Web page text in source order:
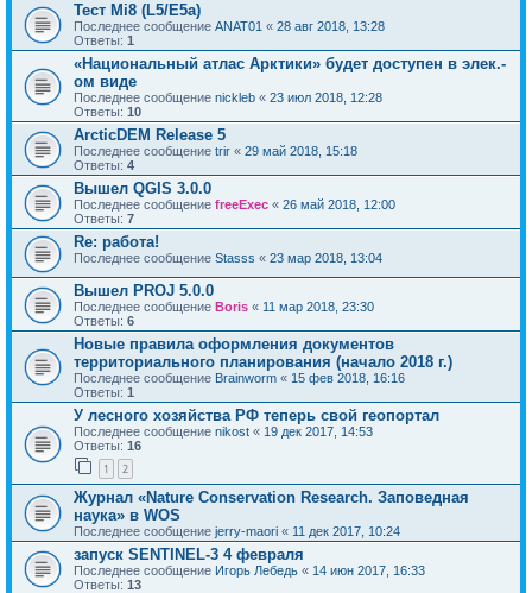
Тест Mi8 (L5/E5a)
Последнее сообщение ANAT01 « 28 авг 2018, 13:28
Ответы: 1
«Национальный атлас Арктики» будет доступен в элек.-
ом виде
Последнее сообщение nickleb « 23 июл 2018, 12:28
Ответы: 10
ArcticDEM Release 5
Последнее сообщение trir « 29 май 2018, 15:18
Ответы: 4
Вышел QGIS 3.0.0
Последнее сообщение freeExec « 26 май 2018, 12:00
Ответы: 7
Re: работа!
Последнее сообщение Stasss « 23 мар 2018, 13:04
Вышел PROJ 5.0.0
Последнее сообщение Boris « 11 мар 2018, 23:30
Ответы: 6
Новые правила оформления документов
территориального планирования (начало 2018 г.)
Последнее сообщение Brainworm « 15 фев 2018, 16:16
Ответы: 1
У лесного хозяйства РФ теперь свой геопортал
Последнее сообщение nikost « 19 дек 2017, 14:53
Ответы: 16
1 2
Журнал «Nature Conservation Research. Заповедная
наука» в WOS
Последнее сообщение jerry-maori « 11 дек 2017, 10:24
запуск SENTINEL-3 4 февраля
Последнее сообщение Игорь Лебедь « 14 июн 2017, 16:33
Ответы: 13